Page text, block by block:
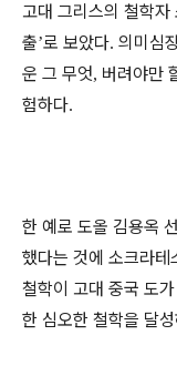
고대 그리스의 철학
출’로 보았다. 의미심
운 그 무엇, 버려야만
험하다.
한 예로 도올 김용옥
했다는 것에 소크라
철학이 고대 중국 도
한 심오한 철학을 달